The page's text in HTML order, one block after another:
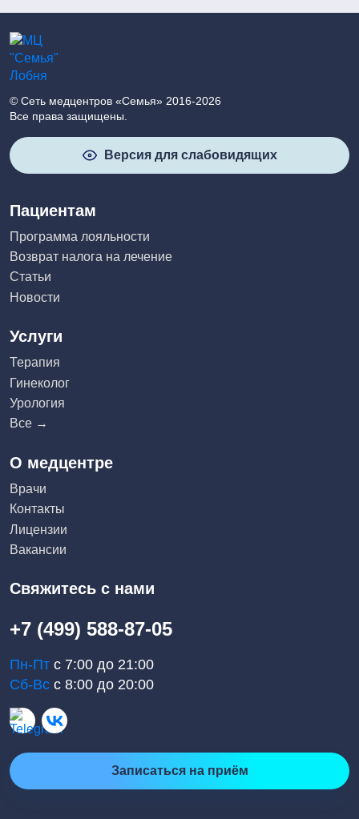
© Сеть медцентров «Семья» 2016-2026
Все права защищены.
Версия для слабовидящих
Пациентам
Программа лояльности
Возврат налога на лечение
Статьи
Новости
Услуги
Терапия
Гинеколог
Урология
Все →
О медцентре
Врачи
Контакты
Лицензии
Вакансии
Свяжитесь с нами
+7 (499) 588-87-05
Пн-Пт с 7:00 до 21:00
Сб-Вс с 8:00 до 20:00
Записаться на приём